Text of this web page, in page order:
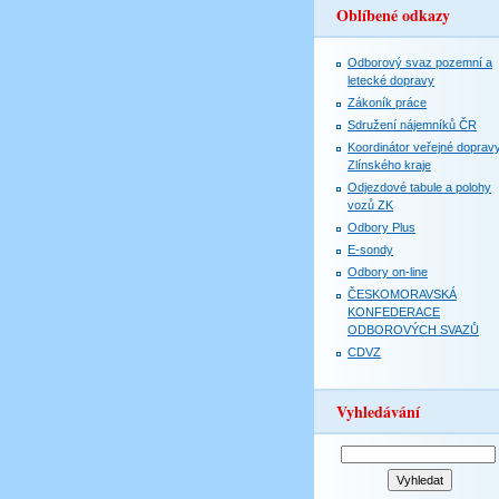
Oblíbené odkazy
Odborový svaz pozemní a
letecké dopravy
Zákoník práce
Sdružení nájemníků ČR
Koordinátor veřejné
Zlínského kraje
Odjezdové tabule a polohy
vozů ZK
Odbory Plus
E-sondy
Odbory on-line
ČESKOMORAVSKÁ
KONFEDERACE
ODBOROVÝCH SVAZŮ
CDVZ
Vyhledávání